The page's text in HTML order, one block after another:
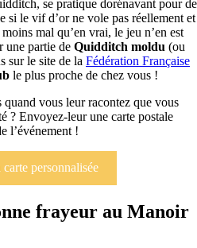
se pratique dorénavant pour de
si le vif d’or ne vole pas réellement et
mal qu’en vrai, le jeu n’en est
une partie de Quidditch moldu (ou
sur le site de la Fédération Française
le plus proche de chez vous !
vous leur racontez que vous
? Envoyez-leur une carte postale
l’événement !
carte personnalisée
frayeur au Manoir